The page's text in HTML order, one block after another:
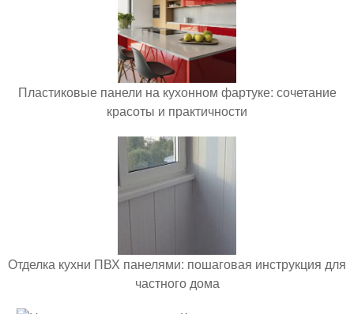
Пластиковые панели на кухонном фартуке: сочетание
красоты и практичности
Отделка кухни ПВХ панелями: пошаговая инструкция для
частного дома